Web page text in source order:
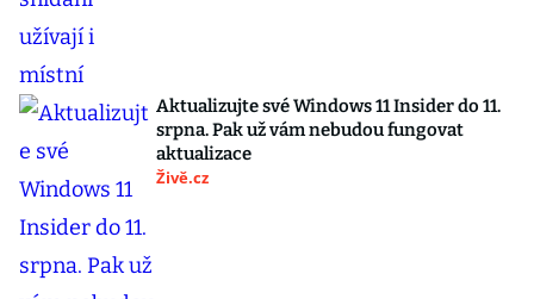
Aktualizujte své Windows 11 Insider do 11.
srpna. Pak už vám nebudou fungovat
aktualizace
Živě.cz